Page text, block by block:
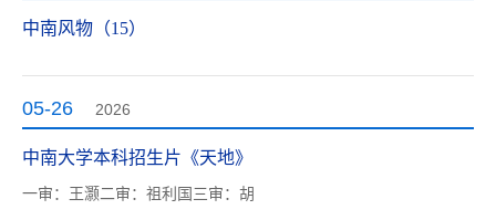
中南风物（15）
05-26 2026
中南大学本科招生片《天地》
一审：王灏二审：祖利国三审：胡